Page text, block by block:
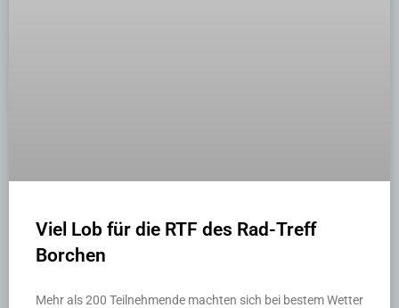
Viel Lob für die RTF des Rad-Treff
Borchen
Mehr als 200 Teilnehmende machten sich bei bestem Wetter